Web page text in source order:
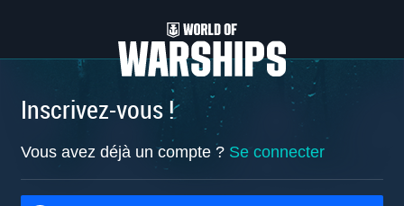
Inscrivez-vous !
Vous avez déjà un compte ? Se connecter